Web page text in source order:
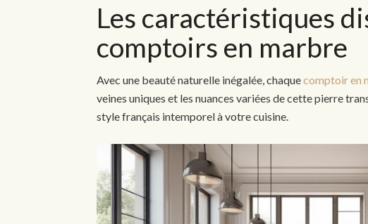
Les caractéristiques
comptoirs en marbre
Avec une beauté naturelle inégalée, chaquecomptoir en
veines uniques et les nuances variées de cette pierre
style français intemporel à votre cuisine.